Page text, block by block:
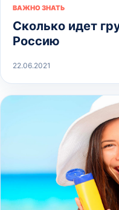
ВАЖНО ЗНАТЬ
Сколько идет
Россию
22.06.2021